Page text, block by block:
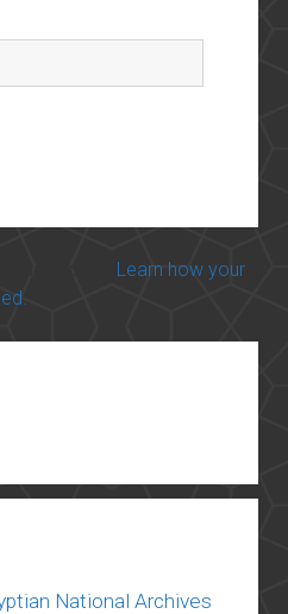
Learn how your
National Archives